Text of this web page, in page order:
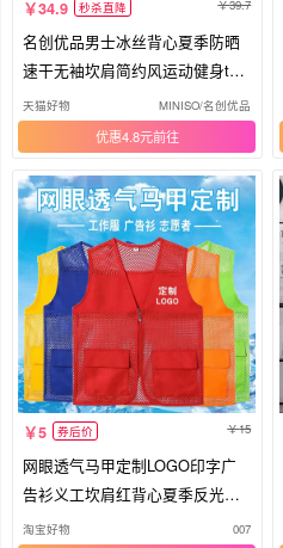
34.9 秒杀直降 39.7
名创优品男士冰丝背心夏季防晒
速干无袖坎肩简约风运动健身t恤
男A
天猫好物 MINISO/名创优品
优惠4.8元
5 券后价 15
网眼透气马甲定制LOGO印字广
告衫义工坎肩红背心夏季反光工
作服
淘宝好物 007